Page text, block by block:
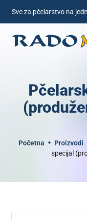
Sve za pčelarstvo na
Početna Proizvodi
specijal